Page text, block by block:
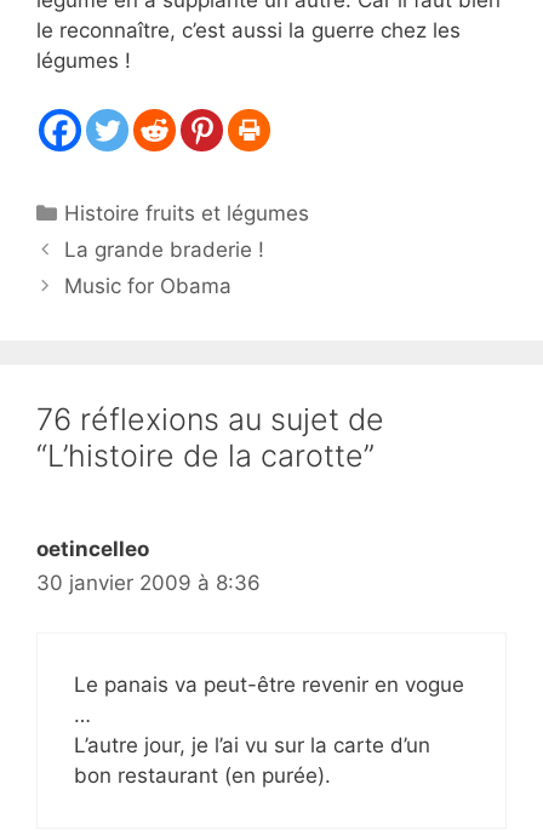
le reconnaître, c’est aussi la guerre chez les
légumes !
Catégories
Histoire fruits et légumes
La grande braderie !
Music for Obama
76 réflexions au sujet de
“L’histoire de la carotte”
oetincelleo
30 janvier 2009 à 8:36
Le panais va peut-être revenir en vogue
…
L’autre jour, je l’ai vu sur la carte d’un
bon restaurant (en purée).